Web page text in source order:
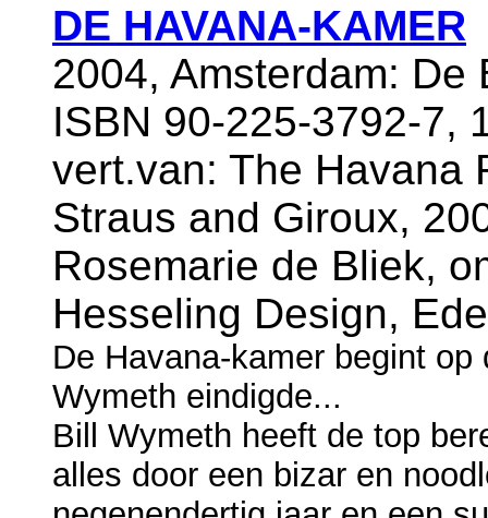
DE HAVANA-KAMER
2004, Amsterdam:
ISBN 90-225-3792-7,
vert.van: The Havana
Straus and Giroux,
Rosemarie de Bliek,
Hesseling Design, Ede
De Havana-kamer begint
Wymeth eindigde...
Bill Wymeth heeft de top
alles door een bizar en